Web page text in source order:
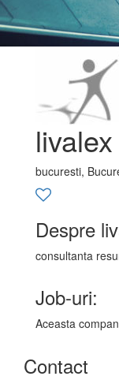
bucuresti,
Despre
consultanta
Job-uri:
Aceasta
Contact